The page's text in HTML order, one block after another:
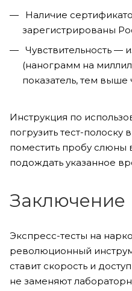
Наличие
зарегистрированы
Чувствительность —
(нанограмм на
показатель, тем выше
Инструкция по
погрузить тест-полоску
поместить пробу слюны
подождать указанное
Заключение
Экспресс-тесты на
революционный
ставит скорость и
не заменяют